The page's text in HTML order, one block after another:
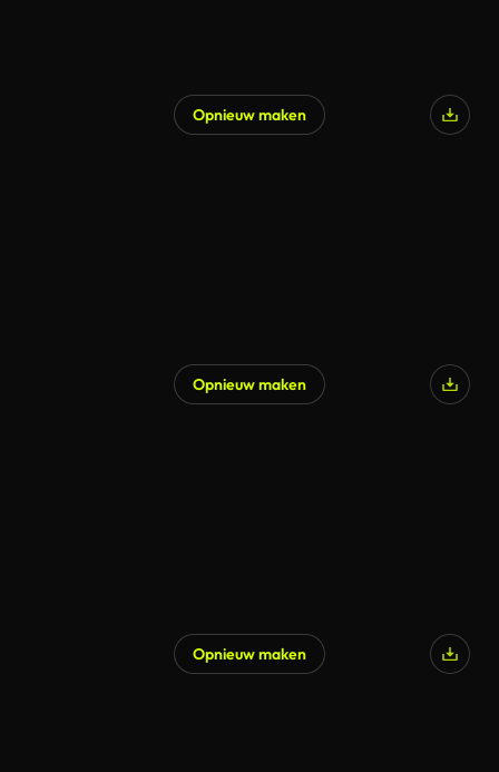
Opnieuw maken
Opnieuw maken
Opnieuw maken